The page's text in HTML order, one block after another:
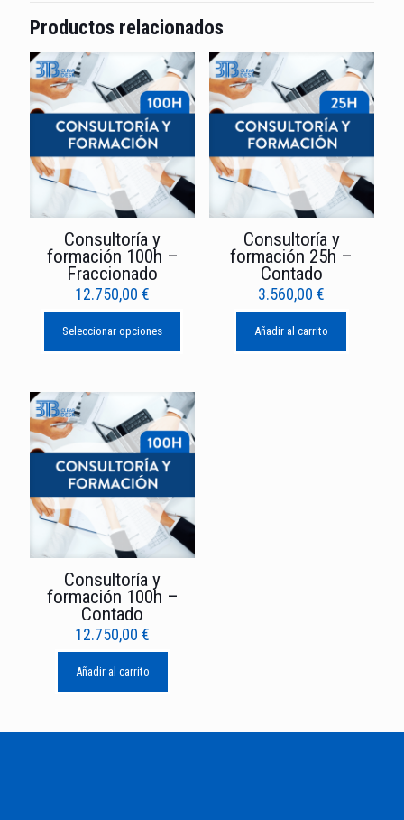
Productos relacionados
Consultoría y
formación 100h –
Fraccionado
12.750,00€
Seleccionar opciones
Consultoría y
formación 25h –
Contado
3.560,00€
Añadir al carrito
Consultoría y
formación 100h –
Contado
12.750,00€
Añadir al carrito